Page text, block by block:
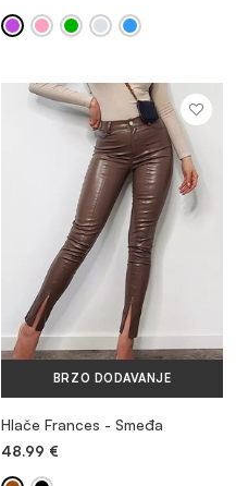
BRZO DODAVANJE
Hlače Frances - Smeđa
48.99 €